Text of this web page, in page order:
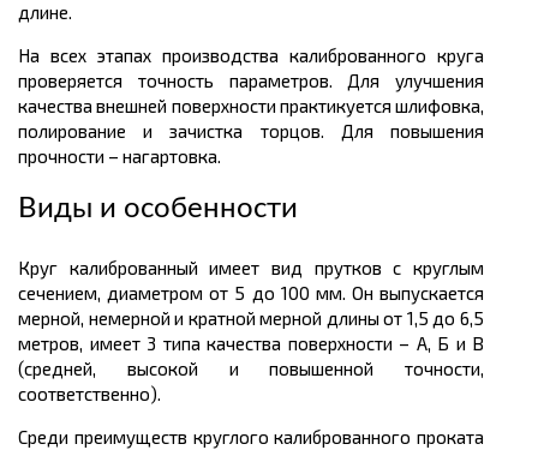
длине.
На всех этапах производства калиброванного круга
проверяется точность параметров. Для улучшения
качества внешней поверхности практикуется шлифовка,
полирование и зачистка торцов. Для повышения
прочности – нагартовка.
Виды и особенности
Круг калиброванный имеет вид прутков с круглым
сечением, диаметром от 5 до 100 мм. Он выпускается
мерной, немерной и кратной мерной длины от 1,5 до 6,5
метров, имеет 3 типа качества поверхности – А, Б и В
(средней, высокой и повышенной точности,
соответственно).
Среди преимуществ круглого калиброванного проката